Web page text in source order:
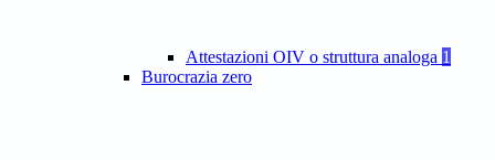
Attestazioni OIV o struttura analoga 1
Burocrazia zero